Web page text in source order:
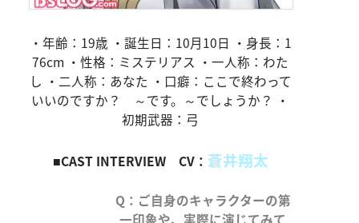
・年齢：19歳 ・誕生日：10月10日 ・身長：1
76cm ・性格：ミステリアス ・一人称：わた
し ・二人称：あなた ・口癖：ここで終わって
いいのですか？ ～です。～でしょうか？ ・
初期武器：弓
■CAST INTERVIEW CV： 蒼井翔太
Q：ご自身のキャラクターの第
一印象や、実際に演じてみて